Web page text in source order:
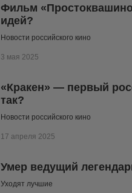
Фильм
идей?
Новости российского кино
3 мая 2025
«Кракен» — первый
так?
Новости российского кино
17 апреля 2025
Умер ведущий
Уходят лучшие